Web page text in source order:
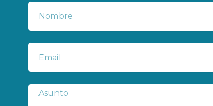
Nombre
Correo
electrónico
Subject